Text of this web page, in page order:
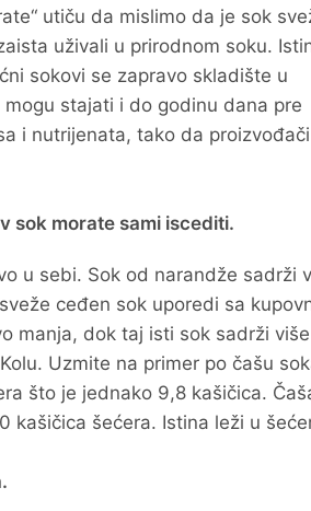
utiču da mislimo da je sok
uživali u prirodnom soku.
sokovi se zapravo skladište u
stajati i do godinu dana pre
i nutrijenata, tako da
sok morate sami iscediti.
u sebi. Sok od narandže sadrži
ceđen sok uporedi sa
manja, dok taj isti sok sadrži
Uzmite na primer po čašu
što je jednako 9,8 kašičica.
kašičica šećera. Istina leži u